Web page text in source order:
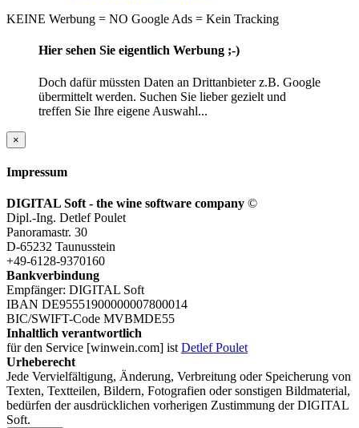
KEINE Werbung = NO Google Ads = Kein Tracking
Hier sehen Sie eigentlich Werbung ;-)
Doch dafür müssten Daten an Drittanbieter z.B. Google
übermittelt werden. Suchen Sie lieber gezielt und
treffen Sie Ihre eigene Auswahl...
×
Impressum
DIGITAL Soft - the wine software company ©
Dipl.-Ing. Detlef Poulet
Panoramastr. 30
D-65232 Taunusstein
+49-6128-9370160
Bankverbindung
Empfänger: DIGITAL Soft
IBAN DE95551900000007800014
BIC/SWIFT-Code MVBMDE55
Inhaltlich verantwortlich
für den Service [winwein.com] ist Detlef Poulet
Urheberecht
Jede Vervielfältigung, Änderung, Verbreitung oder Speicherung von
Texten, Textteilen, Bildern, Fotografien oder sonstigen Bildmaterial,
bedürfen der ausdrücklichen vorherigen Zustimmung der DIGITAL
Soft.